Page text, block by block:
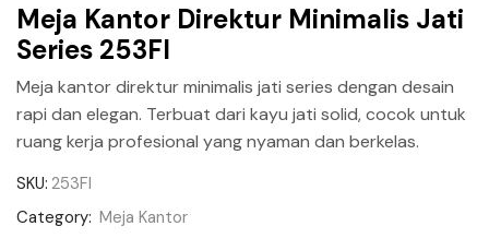
Meja Kantor Direktur Minimalis Jati
Series 253FI
Meja kantor direktur minimalis jati series dengan desain
rapi dan elegan. Terbuat dari kayu jati solid, cocok untuk
ruang kerja profesional yang nyaman dan berkelas.
SKU: 253FI
Category: Meja Kantor